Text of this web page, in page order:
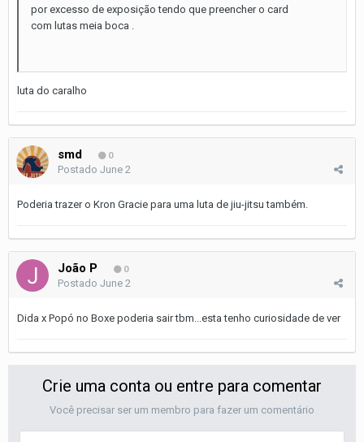
por excesso de exposição tendo que preencher o card
com lutas meia boca .
luta do caralho
smd 0
Postado June 2
Poderia trazer o Kron Gracie para uma luta de jiu-jitsu também.
João P 0
Postado June 2
Dida x Popó no Boxe poderia sair tbm...esta tenho curiosidade de ver
Crie uma conta ou entre para comentar
Você precisar ser um membro para fazer um comentário